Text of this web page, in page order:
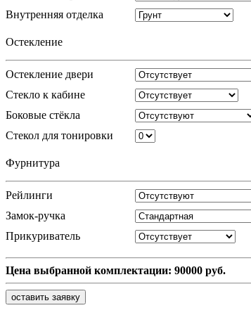
Внутренняя отделка
Остекление
Остекление двери
Стекло к кабине
Боковые стёкла
Стекол для тонировки
Фурнитура
Рейлинги
Замок-ручка
Прикуриватель
Цена выбранной комплектации: 90000 руб.
оставить заявку